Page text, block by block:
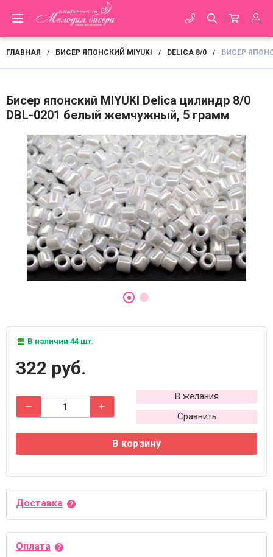
ГЛАВНАЯ / БИСЕР ЯПОНСКИЙ MIYUKI / DELICA 8/0 / БИСЕР
Бисер японский MIYUKI Delica цилиндр 8/0
DBL-0201 белый жемчужный, 5 грамм
В наличии 44 шт.
322 руб.
В желания
Сравнить
В корзину
Доставка
Оплата